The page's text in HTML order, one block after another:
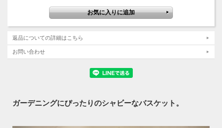
返品についての詳細はこちら
お問い合わせ
ガーデニングにぴったりのシャビーなバスケット。